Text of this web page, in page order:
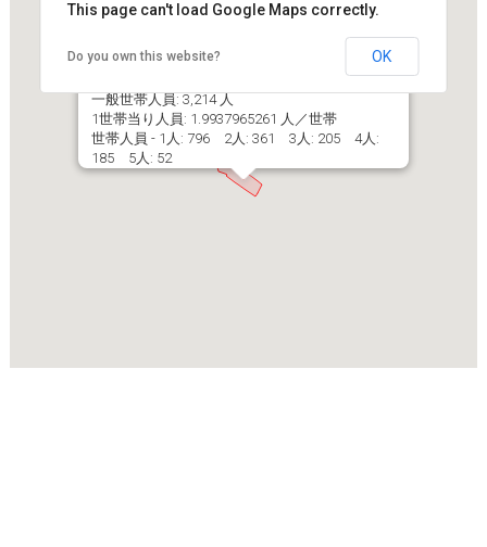
大阪府大阪市都島区都島南通１丁目
一般世帯数（世帯人員６人以上含む）: 1,612 世帯
一般世帯人員: 3,214 人
1世帯当り人員: 1.9937965261 人／世帯
世帯人員 - 1人: 796 2人: 361 3人: 205 4人:
185 5人: 52
This page can't load Google Maps correctly.
Do you own this website? OK